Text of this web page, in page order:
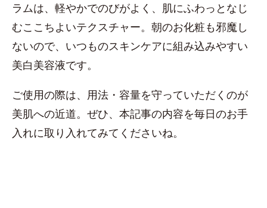
ラムは、軽やかでのびがよく、肌にふわっとなじ
むここちよいテクスチャー。朝のお化粧も邪魔し
ないので、いつものスキンケアに組み込みやすい
美白美容液です。
ご使用の際は、用法・容量を守っていただくのが
美肌への近道。ぜひ、本記事の内容を毎日のお手
入れに取り入れてみてくださいね。